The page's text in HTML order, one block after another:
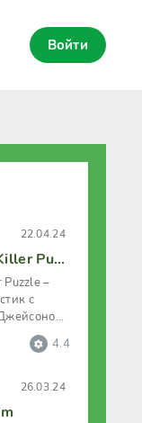
Войти
22.04.24
Friday the 13th: Killer Puzzle
–
с
серии
4.4
26.03.24